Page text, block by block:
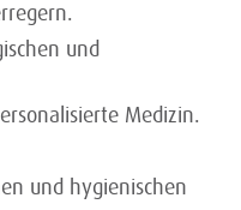
und
Medizin.
und hygienischen